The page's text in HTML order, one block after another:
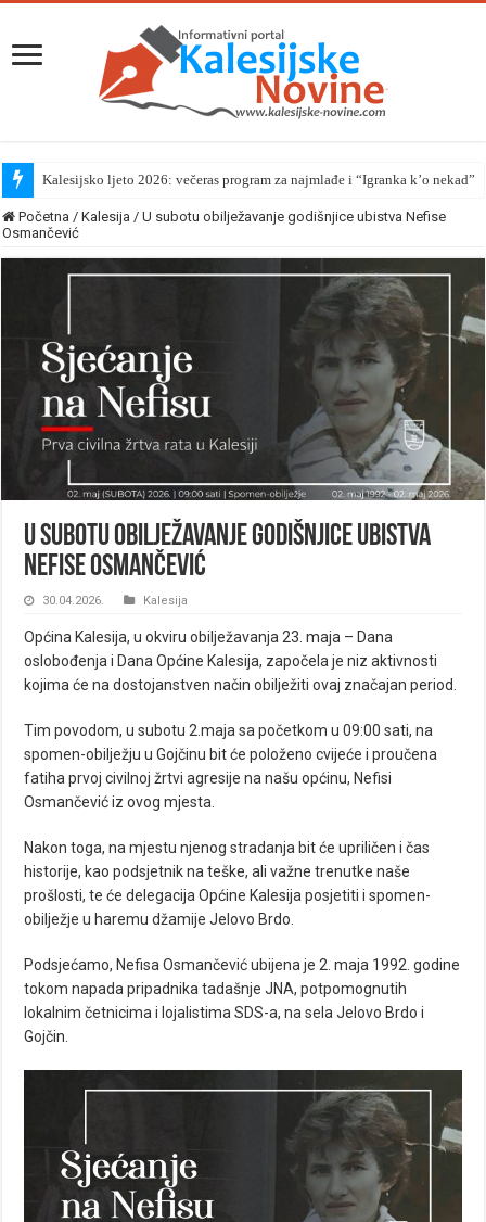
Kalesijsko ljeto 2026: večeras program za najmlađe i “Igranka k’o nekad”
Početna / Kalesija / U subotu obilježavanje godišnjice ubistva Nefise
Osmančević
U subotu obilježavanje godišnjice ubistva
Nefise Osmančević
30.04.2026. Kalesija
Općina Kalesija, u okviru obilježavanja 23. maja – Dana
oslobođenja i Dana Općine Kalesija, započela je niz aktivnosti
kojima će na dostojanstven način obilježiti ovaj značajan period.
Tim povodom, u subotu 2.maja sa početkom u 09:00 sati, na
spomen-obilježju u Gojčinu bit će položeno cvijeće i proučena
fatiha prvoj civilnoj žrtvi agresije na našu općinu, Nefisi
Osmančević iz ovog mjesta.
Nakon toga, na mjestu njenog stradanja bit će upriličen i čas
historije, kao podsjetnik na teške, ali važne trenutke naše
prošlosti, te će delegacija Općine Kalesija posjetiti i spomen-
obilježje u haremu džamije Jelovo Brdo.
Podsjećamo, Nefisa Osmančević ubijena je 2. maja 1992. godine
tokom napada pripadnika tadašnje JNA, potpomognutih
lokalnim četnicima i lojalistima SDS-a, na sela Jelovo Brdo i
Gojčin.